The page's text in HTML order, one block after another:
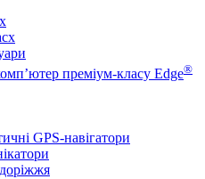
преміум-класу Edge®
GPS-навігатори